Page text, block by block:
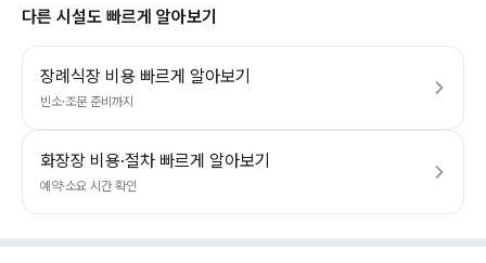
다른 시설도 빠르게 알아보기
장례식장 비용 빠르게 알아보기
빈소·조문 준비까지
화장장 비용·절차 빠르게 알아보기
예약·소요 시간 확인